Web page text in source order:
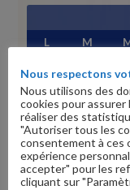
L M
3
4
10
11
17
18
24
25
31
Nous respectons
Nous utilisons des
cookies pour
réaliser des
"Autoriser tous les
consentement à ces
expérience
accepter" pour les
cliquant sur